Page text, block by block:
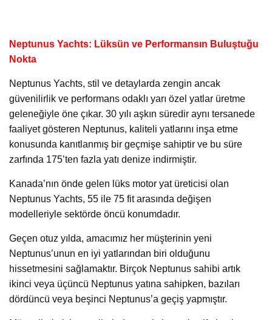
Neptunus Yachts: Lüksün ve Performansın Buluştuğu
Nokta
Neptunus Yachts, stil ve detaylarda zengin ancak
güvenilirlik ve performans odaklı yarı özel yatlar üretme
geleneğiyle öne çıkar. 30 yılı aşkın süredir aynı tersanede
faaliyet gösteren Neptunus, kaliteli yatlarını inşa etme
konusunda kanıtlanmış bir geçmişe sahiptir ve bu süre
zarfında 175’ten fazla yatı denize indirmiştir.
Kanada’nın önde gelen lüks motor yat üreticisi olan
Neptunus Yachts, 55 ile 75 fit arasında değişen
modelleriyle sektörde öncü konumdadır.
Geçen otuz yılda, amacımız her müşterinin yeni
Neptunus’unun en iyi yatlarından biri olduğunu
hissetmesini sağlamaktır. Birçok Neptunus sahibi artık
ikinci veya üçüncü Neptunus yatına sahipken, bazıları
dördüncü veya beşinci Neptunus’a geçiş yapmıştır.